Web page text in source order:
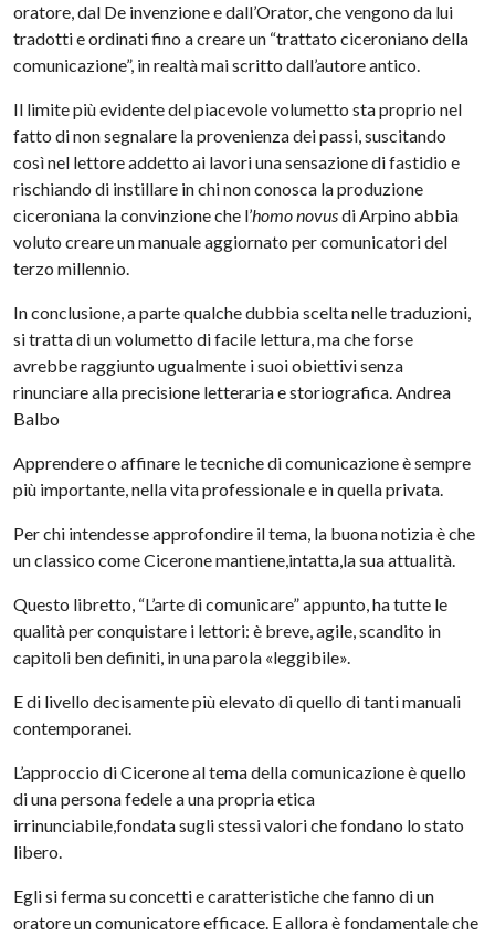
oratore, dal De invenzione e dall’Orator, che vengono da lui
tradotti e ordinati fino a creare un “trattato ciceroniano della
comunicazione”, in realtà mai scritto dall’autore antico.
Il limite più evidente del piacevole volumetto sta proprio nel
fatto di non segnalare la provenienza dei passi, suscitando
così nel lettore addetto ai lavori una sensazione di fastidio e
rischiando di instillare in chi non conosca la produzione
ciceroniana la convinzione che l’homo novusdi Arpino abbia
voluto creare un manuale aggiornato per comunicatori del
terzo millennio.
In conclusione, a parte qualche dubbia scelta nelle traduzioni,
si tratta di un volumetto di facile lettura, ma che forse
avrebbe raggiunto ugualmente i suoi obiettivi senza
rinunciare alla precisione letteraria e storiografica. Andrea
Balbo
Apprendere o affinare le tecniche di comunicazione è sempre
più importante, nella vita professionale e in quella privata.
Per chi intendesse approfondire il tema, la buona notizia è che
un classico come Cicerone mantiene,intatta,la sua attualità.
Questo libretto, “L’arte di comunicare” appunto, ha tutte le
qualità per conquistare i lettori: è breve, agile, scandito in
capitoli ben definiti, in una parola «leggibile».
E di livello decisamente più elevato di quello di tanti manuali
contemporanei.
L’approccio di Cicerone al tema della comunicazione è quello
di una persona fedele a una propria etica
irrinunciabile,fondata sugli stessi valori che fondano lo stato
libero.
Egli si ferma su concetti e caratteristiche che fanno di un
oratore un comunicatore efficace. E allora è fondamentale che